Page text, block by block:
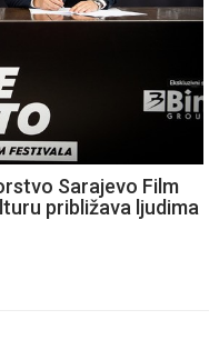
Sarajevo Film
približava ljudima